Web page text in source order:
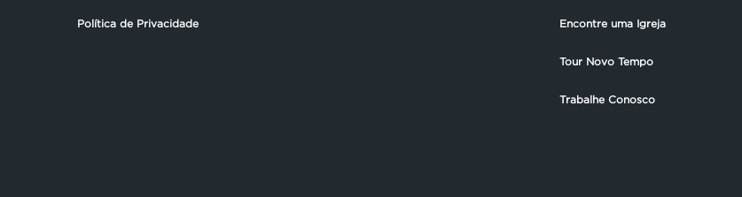
Política de Privacidade Encontre uma Igreja
Tour Novo Tempo
Trabalhe Conosco